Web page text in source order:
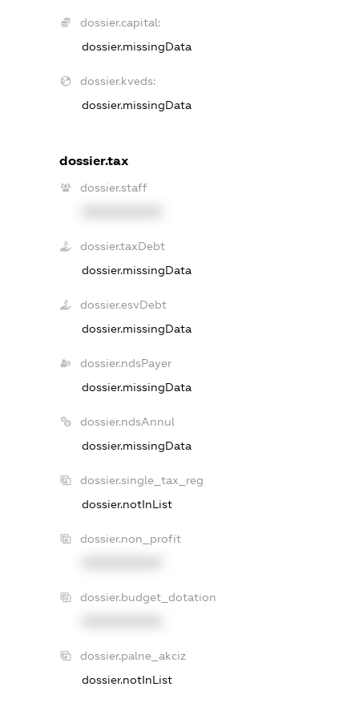
dossier.capital:
dossier.missingData
dossier.kveds:
dossier.missingData
dossier.tax
dossier.staff
dossier.taxDebt
dossier.missingData
dossier.esvDebt
dossier.missingData
dossier.ndsPayer
dossier.missingData
dossier.ndsAnnul
dossier.missingData
dossier.single_tax_reg
dossier.notInList
dossier.non_profit
dossier.budget_dotation
dossier.palne_akciz
dossier.notInList